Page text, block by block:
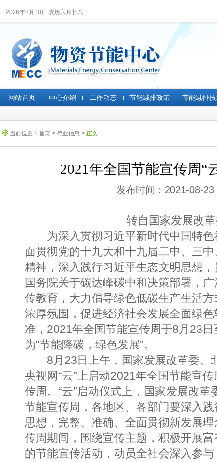
2026年8月10日 农历六月廿八
网站首页 中心介绍 工作动态 节能减排政策 节能减排
当前位置： 首页 > 行业信息 > 正文
2021年全国节能宣传周“
发布时间：2021-08-23
转自国家发展改革
为深入贯彻习近平新时代中国特色
面贯彻党的十九大和十九届二中、三
精神，深入践行习近平生态文明思想
国务院关于碳达峰碳中和决策部署，
传教育，大力倡导绿色低碳生产生活
浓厚氛围，促进经济社会发展全面绿
准，2021年全国节能宣传周于8月23
为“节能降碳，绿色发展”。
8月23日上午，国家发展改革委、
央视网“云”上启动2021年全国节能宣
传周。“云”启动仪式上，国家发展改革
节能宣传周，各地区、各部门要深入
思想，完整、准确、全面贯彻新发展
传周期间，围绕宣传主题，积极开展
的节能宣传活动，动员全社会深入参